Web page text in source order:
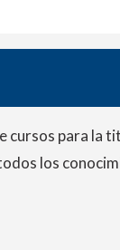
cursos para la
los